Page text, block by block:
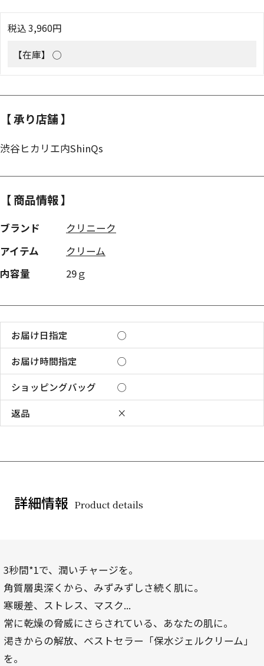
税込3,960円
【在庫】 ◯
【 承り店舗 】
渋谷ヒカリエ内ShinQs
【 商品情報 】
ブランド
クリニーク
アイテム
クリーム
内容量
29ｇ
お届け日指定
◯
お届け時間指定
◯
ショッピングバッグ
◯
返品
×
詳細情報 Product details
3秒間*1で、潤いチャージを。
角質層奥深くから、みずみずしさ続く肌に。
寒暖差、ストレス、マスク...
常に乾燥の脅威にさらされている、あなたの肌に。
渇きからの解放、ベストセラー「保水ジェルクリーム」
を。